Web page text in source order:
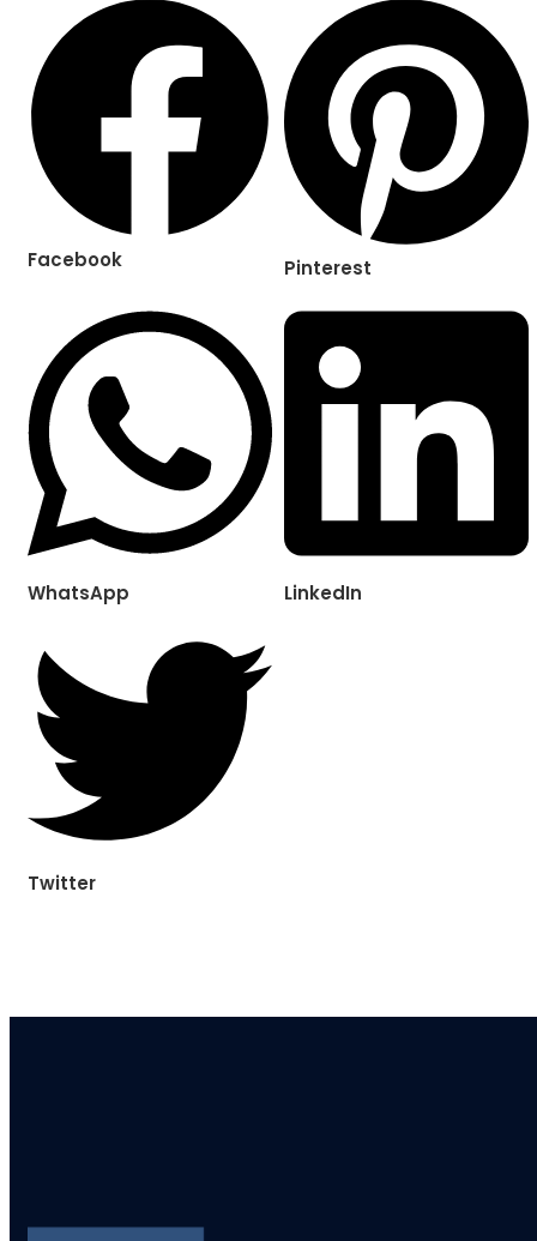
Facebook Pinterest
WhatsApp LinkedIn
Twitter